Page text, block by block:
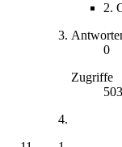
2.
0
Zugriffe
503